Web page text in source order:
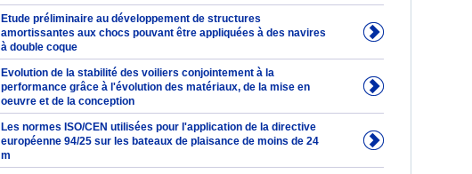
Etude préliminaire au développement de structures
amortissantes aux chocs pouvant être appliquées à des navires
à double coque
Evolution de la stabilité des voiliers conjointement à la
performance grâce à l'évolution des matériaux, de la mise en
oeuvre et de la conception
Les normes ISO/CEN utilisées pour l'application de la directive
européenne 94/25 sur les bateaux de plaisance de moins de 24
m